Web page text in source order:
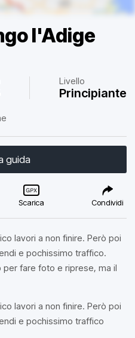
l'Adige
Livello
Principiante
guida
Scarica Condividi
lavori a non finire. Però poi
e pochissimo traffico.
fare foto e riprese, ma il
lavori a non finire. Però poi
e pochissimo traffico